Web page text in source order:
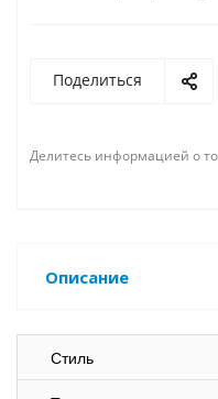
Поделиться
Делитесь информацией о
Описание
Стиль